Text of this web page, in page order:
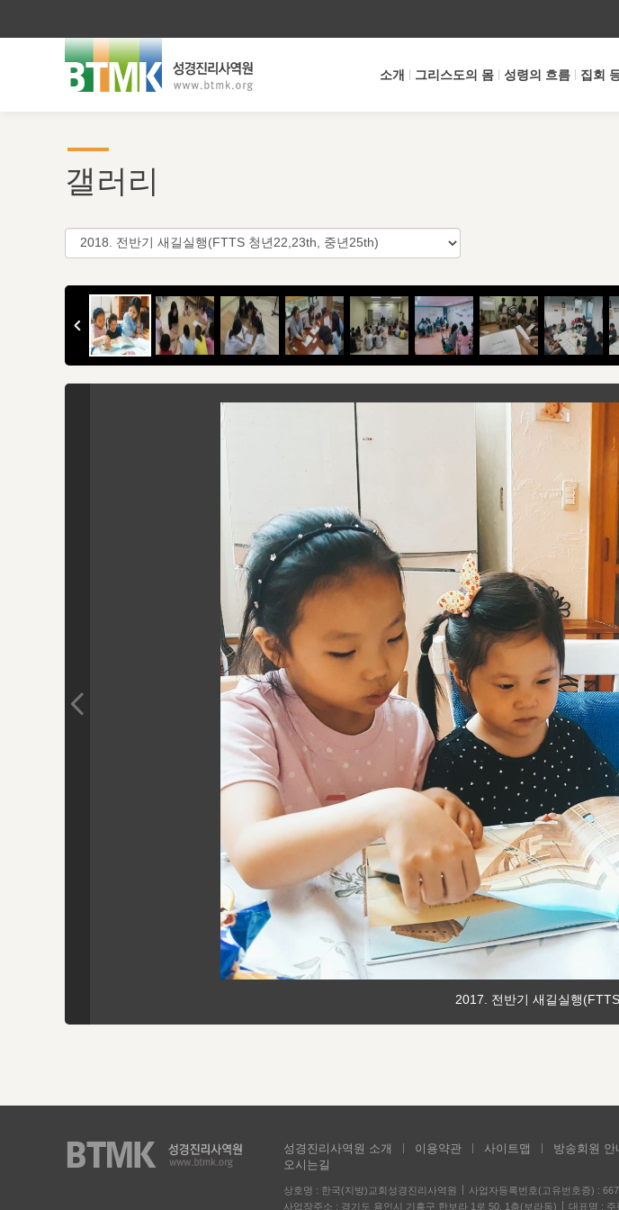
소개 그리스도의 몸 성령의 흐름 집회
갤러리
2017. 전반기 새길실행
성경진리사역원 소개 이용약관 사이트맵 방송회원 안
오시는길
상호명 : 한국(지방)교회성경진리사역원 사업자등록번호(고유번호증) :
사업장주소 : 경기도 용인시 기흥구 한보라 1로 50, 1층(보라동)
대표명 : 주